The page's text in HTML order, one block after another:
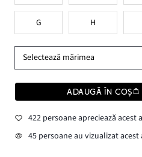
G H
Selectează mărimea
ADAUGĂ ÎN COȘ
422 persoane apreciează acest
45 persoane au vizualizat